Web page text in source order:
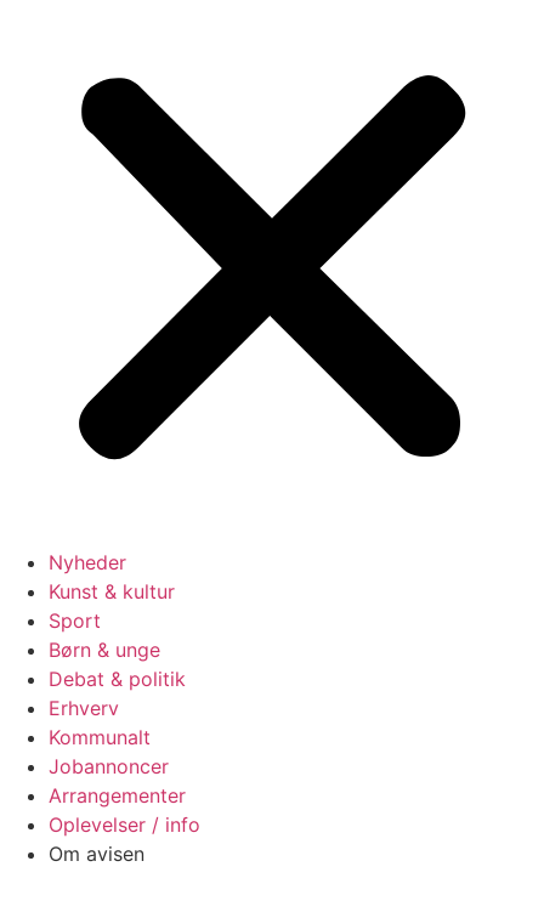
Nyheder
Kunst & kultur
Sport
Børn & unge
Debat & politik
Erhverv
Kommunalt
Jobannoncer
Arrangementer
Oplevelser / info
Om avisen